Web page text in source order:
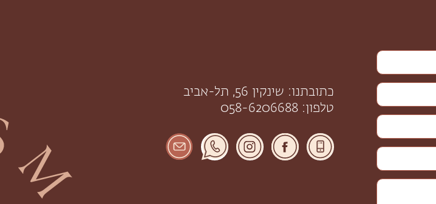
כתובתנו: שינקין 56, תל-אביב
טלפון: 058-6206688